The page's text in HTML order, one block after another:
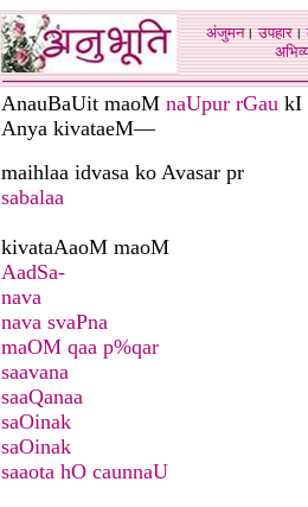
अंजुमन।उपहार।
AnauBaUit maoM naUpur rGau kI
Anya kivataeM—
maihlaa idvasa ko Avasar pr
sabalaa
kivataAaoM maoM
AadSa-
nava
nava svaPna
maOM qaa p%qar
saavana
saaQanaa
saOinak
saOinak
saaota hO caunnaU